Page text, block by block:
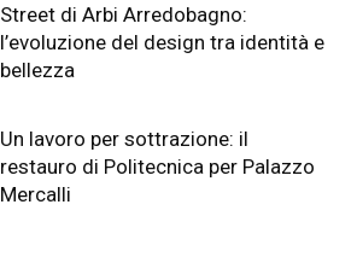
Street di Arbi Arredobagno:
l’evoluzione del design tra identità e
bellezza
Un lavoro per sottrazione: il
restauro di Politecnica per Palazzo
Mercalli